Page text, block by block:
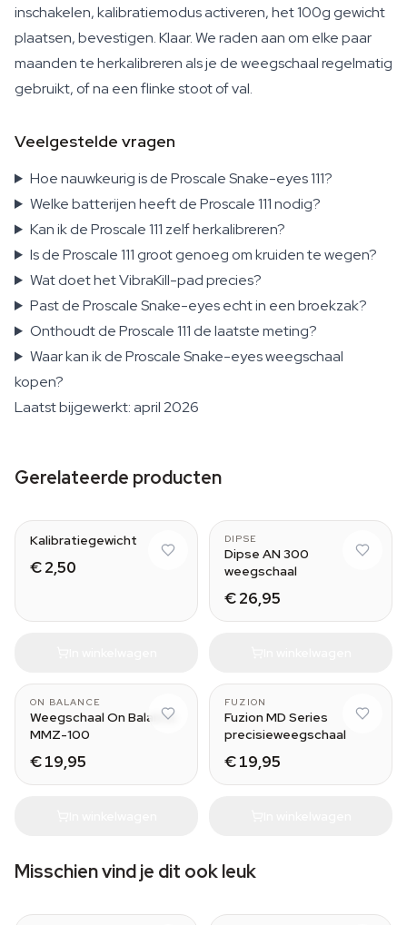
inschakelen, kalibratiemodus activeren, het 100g gewicht
plaatsen, bevestigen. Klaar. We raden aan om elke paar
maanden te herkalibreren als je de weegschaal regelmatig
gebruikt, of na een flinke stoot of val.
Veelgestelde vragen
Hoe nauwkeurig is de Proscale Snake-eyes 111?
Welke batterijen heeft de Proscale 111 nodig?
Kan ik de Proscale 111 zelf herkalibreren?
Is de Proscale 111 groot genoeg om kruiden te wegen?
Wat doet het VibraKill-pad precies?
Past de Proscale Snake-eyes echt in een broekzak?
Onthoudt de Proscale 111 de laatste meting?
Waar kan ik de Proscale Snake-eyes weegschaal
kopen?
Laatst bijgewerkt: april 2026
Gerelateerde producten
Kalibratiegewicht
€ 2,50
DIPSE
Dipse AN 300
weegschaal
€ 26,95
ON BALANCE
Weegschaal On Balance
MMZ-100
€ 19,95
FUZION
Fuzion MD Series
precisieweegschaal
€ 19,95
Misschien vind je dit ook leuk